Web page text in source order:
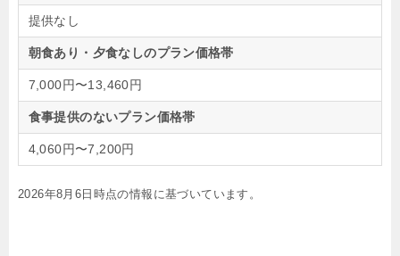
提供なし
朝食あり・夕食なしのプラン価格帯
7,000円〜13,460円
食事提供のないプラン価格帯
4,060円〜7,200円
2026年8月6日時点の情報に基づいています。